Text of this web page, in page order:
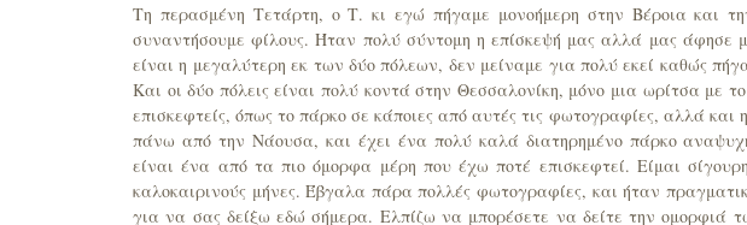
Τη περασμένη Τετάρτη, ο Τ. κι εγώ πήγαμε μονοήμερη στην Βέροια και
συναντήσουμε φίλους. Ήταν πολύ σύντομη η επίσκεψή μας αλλά μας άφησε
είναι η μεγαλύτερη εκ των δύο πόλεων, δεν μείναμε για πολύ εκεί καθώς
Και οι δύο πόλεις είναι πολύ κοντά στην Θεσσαλονίκη, μόνο μια ωρίτσα με
επισκεφτείς, όπως το πάρκο σε κάποιες από αυτές τις φωτογραφίες, αλλά και
πάνω από την Νάουσα, και έχει ένα πολύ καλά διατηρημένο πάρκο
είναι ένα από τα πιο όμορφα μέρη που έχω ποτέ επισκεφτεί. Είμαι
καλοκαιρινούς μήνες. Έβγαλα πάρα πολλές φωτογραφίες, και ήταν
για να σας δείξω εδώ σήμερα. Ελπίζω να μπορέσετε να δείτε την